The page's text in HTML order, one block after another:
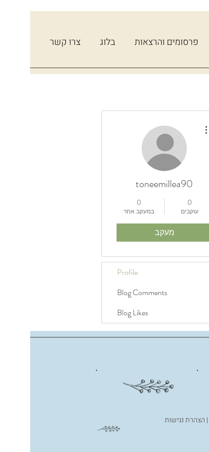
פרסומים והרצאות בלוג צרו קשר
toneemillea90
0
עוקבים
0
במעקב אחר
מעקב
Profile
Blog Comments
Blog Likes
| הצהרת נגישות